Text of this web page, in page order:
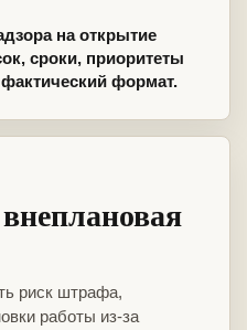
на открытие
сроки, приоритеты
формат.
риск штрафа,
работы из-за